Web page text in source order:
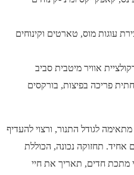
עוגות מוס, טארטים וקינוחים
אוויר מיטבית סביב
פריכה בפיצות, בורקסים
לגודל התנור, ורצוי להעדיף
אחיד. תחזוקה נכונה, הכוללת
מתכת חדים, תאריך את חיי